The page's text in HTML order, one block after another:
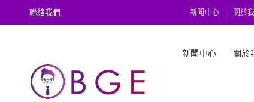
聯絡我們 新聞中心 關於
新聞中心 關於